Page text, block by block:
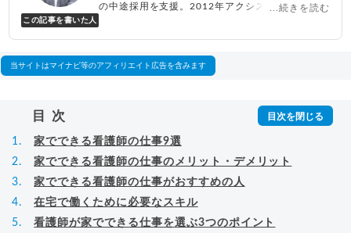
この記事を書いた人
の中途採用を支援。2012年アクシス(株)設立、代
べらない転職エージェント
...続きを読む
当サイトはマイナビ等のアフィリエイト広告を含みます
目次
家でできる看護師の仕事9選
家でできる看護師の仕事のメリット・デメリット
家でできる看護師の仕事がおすすめの人
在宅で働くために必要なスキル
看護師が家でできる仕事を選ぶ3つのポイント